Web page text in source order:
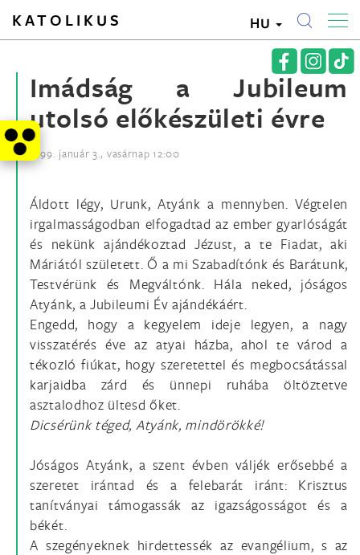
KATOLIKUS HU
Imádság a Jubileum
utolsó előkészületi évre
1999. január 3., vasárnap 12:00
Áldott légy, Urunk, Atyánk a mennyben. Végtelen
irgalmasságodban elfogadtad az ember gyarlóságát
és nekünk ajándékoztad Jézust, a te Fiadat, aki
Máriától született. Ő a mi Szabadítónk és Barátunk,
Testvérünk és Megváltónk. Hála neked, jóságos
Atyánk, a Jubileumi Év ajándékáért.
Engedd, hogy a kegyelem ideje legyen, a nagy
visszatérés éve az atyai házba, ahol te várod a
tékozló fiúkat, hogy szeretettel és megbocsátással
karjaidba zárd és ünnepi ruhába öltöztetve
asztalodhoz ültesd őket.
Dicsérünk téged, Atyánk, mindörökké!
Jóságos Atyánk, a szent évben váljék erősebbé a
szeretet irántad és a felebarát iránt: Krisztus
tanítványai támogassák az igazságosságot és a
békét.
A szegényeknek hirdettessék az evangélium, s az